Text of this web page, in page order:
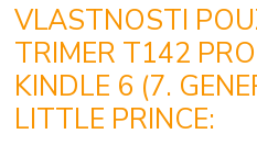
VLASTNOSTI
TRIMER T142
KINDLE 6 (7.
LITTLE PRINCE: